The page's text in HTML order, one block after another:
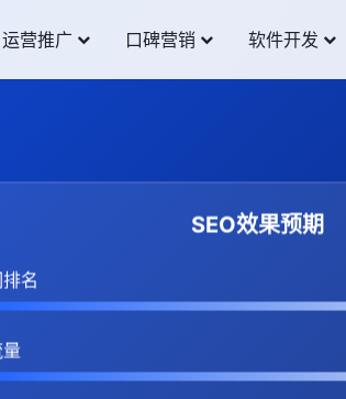
运营推广 口碑营销 软件开发
SEO效果预期
名